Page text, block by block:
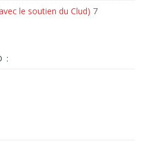
le soutien du Clud) 7
: